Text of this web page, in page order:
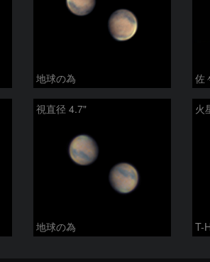
地球の為 佐
視直径 4.7"
地球の為
火
T-